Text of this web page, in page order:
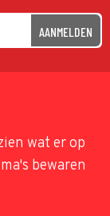
AANMELDEN
wat er op
bewaren